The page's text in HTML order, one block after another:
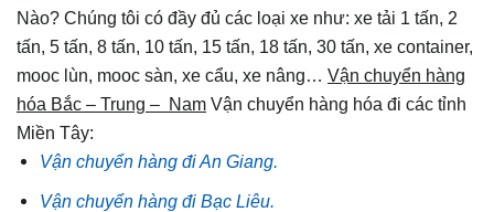
Nào? Chúng tôi có đầy đủ các loại xe như: xe tải 1 tấn, 2
tấn, 5 tấn, 8 tấn, 10 tấn, 15 tấn, 18 tấn, 30 tấn, xe container,
mooc lùn, mooc sàn, xe cẩu, xe nâng… Vận chuyển hàng
hóa Bắc – Trung – Nam Vận chuyển hàng hóa đi các tỉnh
Miền Tây:
Vận chuyển hàng đi An Giang.
Vận chuyển hàng đi Bạc Liêu.